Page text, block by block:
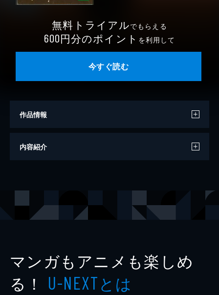
無料トライアルでもらえる
600円分のポイント を利用して
今すぐ読む
作品情報
著者
内容紹介
マンガもアニメも楽しめ
る！ U-NEXTとは